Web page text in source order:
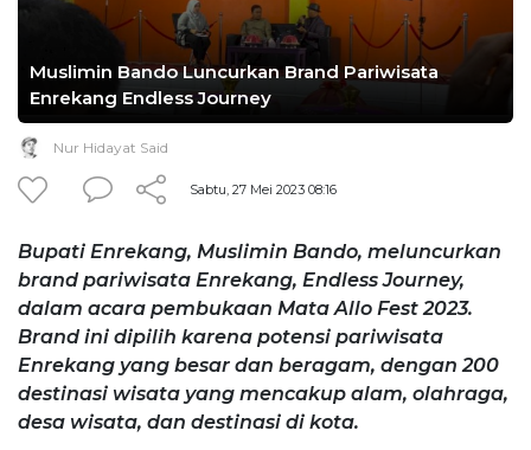
Muslimin Bando Luncurkan Brand Pariwisata
Enrekang Endless Journey
Nur Hidayat Said
Sabtu, 27 Mei 2023 08:16
Bupati Enrekang, Muslimin Bando, meluncurkan
brand pariwisata Enrekang, Endless Journey,
dalam acara pembukaan Mata Allo Fest 2023.
Brand ini dipilih karena potensi pariwisata
Enrekang yang besar dan beragam, dengan 200
destinasi wisata yang mencakup alam, olahraga,
desa wisata, dan destinasi di kota.